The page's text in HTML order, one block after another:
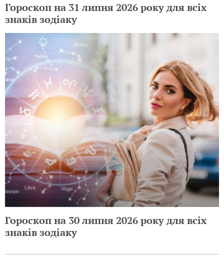
Гороскоп на 31 липня 2026 року для всіх
знаків зодіаку
Гороскоп на 30 липня 2026 року для всіх
знаків зодіаку